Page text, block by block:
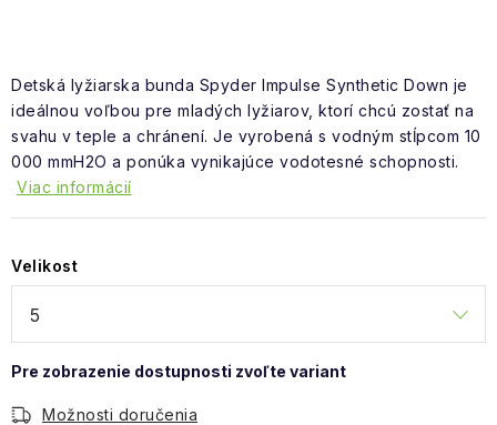
Detská lyžiarska bunda Spyder Impulse Synthetic Down je
ideálnou voľbou pre mladých lyžiarov, ktorí chcú zostať na
svahu v teple a chránení. Je vyrobená s vodným stĺpcom 10
000 mmH2O a ponúka vynikajúce vodotesné schopnosti.
Viac informácií
Velikost
Možnosti doručenia